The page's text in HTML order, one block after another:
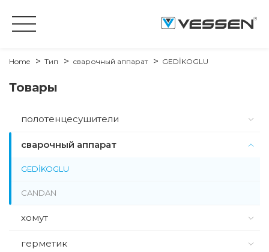
Home Тип сварочный аппарат GEDİKOGLU
Товары
полотенцесушители
сварочный аппарат
GEDİKOGLU
CANDAN
хомут
герметик